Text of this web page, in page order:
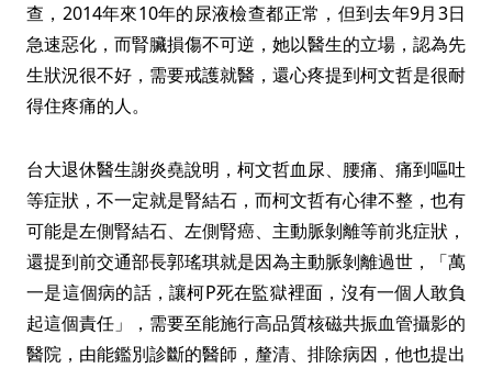
查，2014年來10年的尿液檢查都正常，但到去年9月3日
急速惡化，而腎臟損傷不可逆，她以醫生的立場，認為先
生狀況很不好，需要戒護就醫，還心疼提到柯文哲是很耐
得住疼痛的人。
台大退休醫生謝炎堯說明，柯文哲血尿、腰痛、痛到嘔吐
等症狀，不一定就是腎結石，而柯文哲有心律不整，也有
可能是左側腎結石、左側腎癌、主動脈剝離等前兆症狀，
還提到前交通部長郭瑤琪就是因為主動脈剝離過世，「萬
一是這個病的話，讓柯P死在監獄裡面，沒有一個人敢負
起這個責任」，需要至能施行高品質核磁共振血管攝影的
醫院，由能鑑別診斷的醫師，釐清、排除病因，他也提出